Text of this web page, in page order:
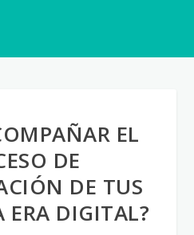
EL
DE
DE TUS
ERA DIGITAL?